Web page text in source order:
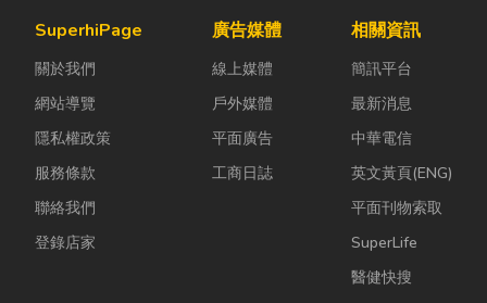
藏最怕潮濕，
好，發霉、
變...
團體用餐，都
又充滿在地特
色的...
（如
Instag...
SuperhiPage
關於我們
網站導覽
隱私權政策
服務條款
聯絡我們
登錄店家
廣告媒體
線上媒體
戶外媒體
平面廣告
工商日誌
相關資訊
簡訊平台
最新消息
中華電信
英文黃頁(ENG)
平面刊物索取
SuperLife
醫健快搜